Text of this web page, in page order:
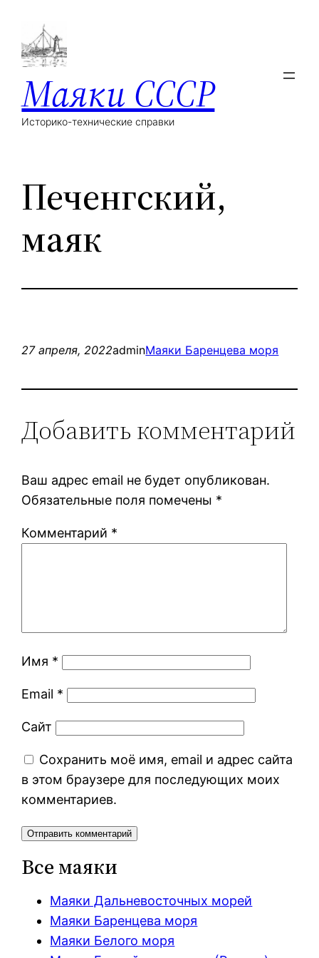
Маяки СССР
Историко-технические справки
Печенгский,
маяк
27 апреля, 2022adminМаяки Баренцева моря
Добавить комментарий
Ваш адрес email не будет опубликован.
Обязательные поля помечены *
Комментарий *
Имя *
Email *
Сайт
Сохранить моё имя, email и адрес сайта
в этом браузере для последующих моих
комментариев.
Все маяки
Маяки Дальневосточных морей
Маяки Баренцева моря
Маяки Белого моря